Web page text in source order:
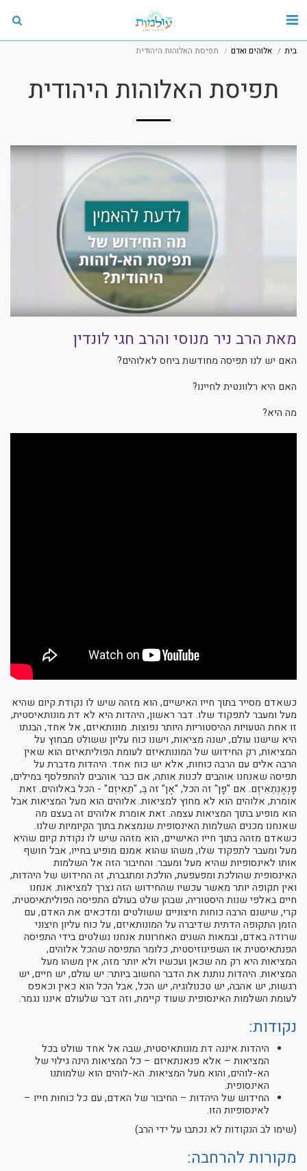
בית אלוהים ואדם תפיסת האלוהות היהודית
תפיסת האלוהות היהודית
מאת הרב ניר מנוסי והרב חגי לונדין
האם יש לנו תפיסה מחודשת ביחס לאלוהים?
האם היא רלוונטית לחיינו?
מה היא?
כשאדם מסייר בתוך חייו האישיים, הוא מזהה שיש לו נקודת קיום שהיא
מעל ומעבר לתפקוד שלו. דבר ראשון, היהדות היא לא דת מונותאיסטית,
זו אחת הטעויות ההיסטוריות היותר נפוצות. מונותאיזם, אל אחד, הבנתו
היא שישנו עולם, ישנה מציאות, וישנו כוח עליון ששולט מבחוץ על
המציאות, רק החידוש של המונותאיזם לעומת הפוליתאיזם הוא שאין
הרבה אלים עם הרבה כוחות, אלא יש כוח אחד. היהדות מדברת על
תפיסה שאנחנו אוהבים לכנות אותה, אם כבר אוהבים להתפלסף במילים,
פָּנְאֶנְתֵאִיזְם. אם "פָּן" זה הכל, "אֶן" זה בְּ, "תֵאִיזְם" - הכל באלוהים. זאת
אומרת, אלוהים הוא לא מחוץ למציאות. אלוהים הוא מעל המציאות אבל
הוא מופיע בתוך המציאות עצמה. זאת אומרת אלוהים זה בעצם מה
שאנחנו מכנים השלמות האינסופית שנמצאת בתוך הקיומיות שלנו.
כשאדם מזהה בתוך חייו האישיים, הוא מזהה שיש לו נקודת קיום שהיא
מעל ומעבר לתפקוד שלו, משהו שהוא אמנם מופיע בחייו, אבל חושף
אותו לאינסופיות שהיא מעל ומעבר. והחיבור הזה אל השלמות
האינסופית שהולכת ומפעפעת, הולכת ומתגברת, זה החידוש של היהדות,
ואין תקופה יותר מאשר עכשיו שהחידוש הזה נצרך למציאות. אנחנו
חיים באלפי שנות היסטוריה, שבהן שלט בעולם התפיסה הפוליתאיסטית,
קרי, שישנם הרבה כוחות חיצוניים ששולטים ומדכאים את האדם, עם
הזמן התקופה הדתית שדיברה על המונותאיזם, על כוח עליון חיצוני
שרודה באדם, ובמאות השנים האחרונות אנחנו נשלטים בידי התפיסה
הפנתאיסטית או השפינוזיסטית, כלומר התפיסה שהכל אלוהים,
המציאות היא רק מה שכאן ועכשיו ולא יותר מזה, אין משהו מעל
המציאות. היהדות נותנת את הדבר החשוב ביותר: יש עולם, יש חיים, יש
רגשות, יש אהבה, יש טכנולוגיה, יש הכל, אבל הכל הוא כאין וכאפס
לעומת השלמות האינסופית שעוד קיימת, וזה דבר שלעולם איננו נגמר.
נקודות:
היהדות איננה דת מונותאיסטית, שבה אל אחד שולט בכל
המציאות – אלא פנאנתאיזם – כל המציאות הינה גילוי של
הא-לוהים, והוא מעל המציאות. הא-לוהים הוא שלמותנו
האינסופית.
החידוש של היהדות – החיבור של האדם, עם כל כוחות חייו –
לאינסופיות הזו.
(שימו לב הנקודות לא נכתבו על ידי הרב)
מקורות להרחבה: